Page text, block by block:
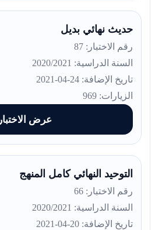
حديث نهائي بديل
رقم الاختبار: 87
السنة الدراسية: 2020/2021
تاريخ الإضافة: 24-04-2021
الزيارات: 969
عرض الاختبار
التوحيد النهائي كامل المنهج
رقم الاختبار: 66
السنة الدراسية: 2020/2021
تاريخ الإضافة: 20-04-2021